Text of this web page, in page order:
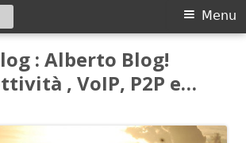
: Alberto Blog!
, VoIP, P2P e…
Menu
Ricerca
per: